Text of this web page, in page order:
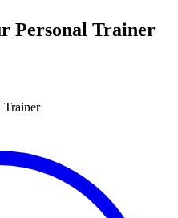
Personal Trainer